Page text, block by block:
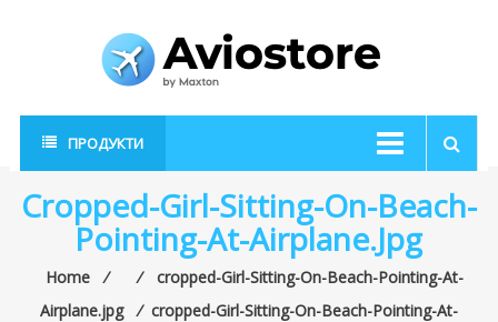
AvioStore
Авиационен
магазин
ПРОДУКТИ
Cropped-Girl-Sitting-On-Beach-
Pointing-At-Airplane.jpg
Home ⁄ ⁄ cropped-Girl-Sitting-On-Beach-Pointing-At-
Airplane.jpg ⁄ cropped-Girl-Sitting-On-Beach-Pointing-At-